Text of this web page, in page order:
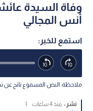
وفاة السيدة
أنس المجالي
استمع للخبر:
ملاحظة: النص المسموع ناتج عن
نشر : منذ 4 ساعات
|